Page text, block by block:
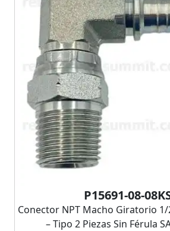
P15691-08-
Conector NPT Macho Giratorio 1/
– Tipo 2 Piezas Sin Férula